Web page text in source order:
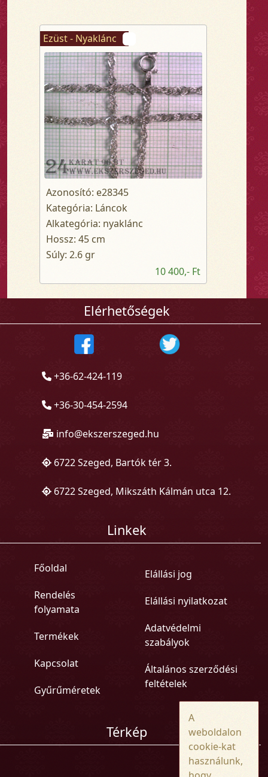
Ezüst - Nyaklánc
Azonosító: e28345
Kategória: Láncok
Alkategória: nyaklánc
Hossz: 45 cm
Súly: 2.6 gr
10 400,- Ft
Elérhetőségek
+36-62-424-119
+36-30-454-2594
info@ekszerszeged.hu
6722 Szeged, Bartók tér 3.
6722 Szeged, Mikszáth Kálmán utca 12.
Linkek
Főoldal
Rendelés
folyamata
Termékek
Kapcsolat
Gyűrűméretek
Elállási jog
Elállási nyilatkozat
Adatvédelmi
szabályok
Általános szerződési
feltételek
Térkép
A
weboldalon
cookie-kat
használunk,